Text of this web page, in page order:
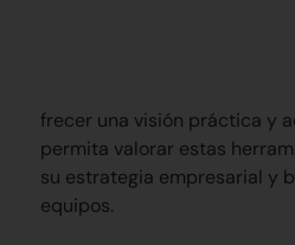
frecer una visión práctica y
permita valorar estas
su estrategia empresarial y
equipos.